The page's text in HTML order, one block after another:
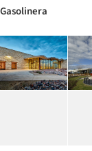
Gasolinera